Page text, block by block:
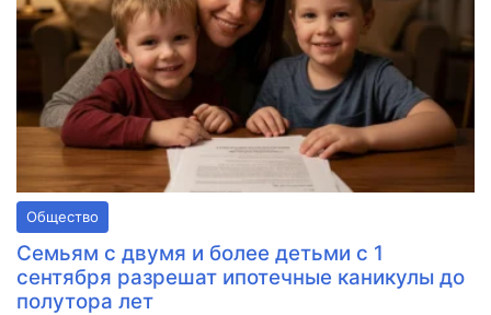
Общество
Семьям с двумя и более детьми с 1
сентября разрешат ипотечные каникулы до
полутора лет